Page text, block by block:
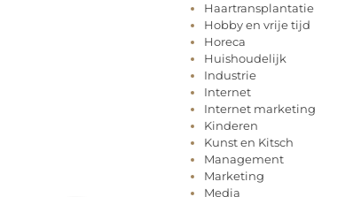
Haartransplantatie
Hobby en vrije tijd
Horeca
Huishoudelijk
Industrie
Internet
Internet marketing
Kinderen
Kunst en Kitsch
Management
Marketing
Media